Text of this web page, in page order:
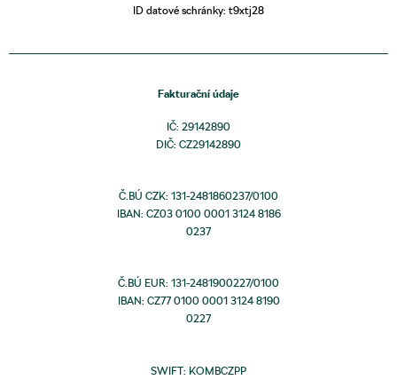
ID datové schránky: t9xtj28
Fakturační údaje
IČ: 29142890
DIČ: CZ29142890
Č.BÚ CZK: 131-2481860237/0100
IBAN: CZ03 0100 0001 3124 8186
0237
Č.BÚ EUR: 131-2481900227/0100
IBAN: CZ77 0100 0001 3124 8190
0227
SWIFT: KOMBCZPP